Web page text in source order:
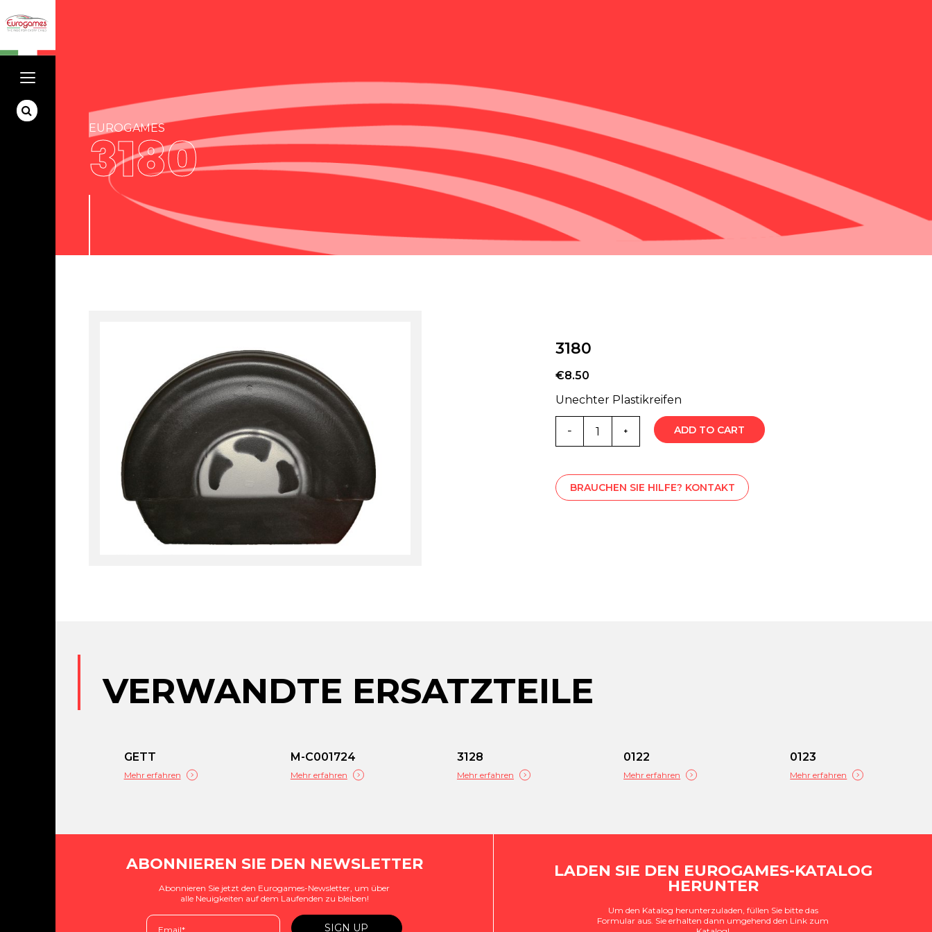
EUROGAMES
3180
3180
€8.50
Unechter Plastikreifen
Menge
ADD TO CART
BRAUCHEN SIE HILFE? KONTAKT
VERWANDTE ERSATZTEILE
GETT
Mehr erfahren
M-C001724
Mehr erfahren
3128
Mehr erfahren
0122
Mehr erfahren
0123
Mehr erfahren
ABONNIEREN SIE DEN NEWSLETTER
Abonnieren Sie jetzt den Eurogames-Newsletter, um über
alle Neuigkeiten auf dem Laufenden zu bleiben!
LADEN SIE DEN EUROGAMES-KATALOG
HERUNTER
Um den Katalog herunterzuladen, füllen Sie bitte das
Formular aus. Sie erhalten dann umgehend den Link zum